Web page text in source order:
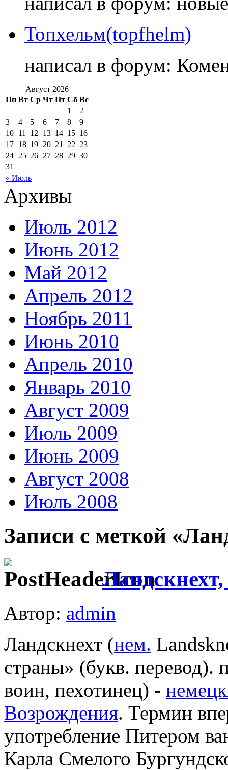
Топхельм(topfhelm)
написал в форум:
Август 2026
Пн Вт Ср Чт Пт Сб Вс
« Июль
1
2
3
4 5 6 7 8
9
10 11 12 13 14 15 16
17 18 19 20 21 22 23
24 25 26 27 28 29 30
31
Архивы
Июль 2012
Июнь 2012
Май 2012
Апрель 2012
Ноябрь 2011
Июнь 2010
Апрель 2010
Январь 2010
Август 2009
Июль 2009
Июнь 2009
Август 2008
Июль 2008
Записи с меткой
Автор: admin
Ландскнехт (нем.
страны» (букв. перевод).
воин, пехотинец) -
Возрождения. Термин
употребление Питером
Карла Смелого